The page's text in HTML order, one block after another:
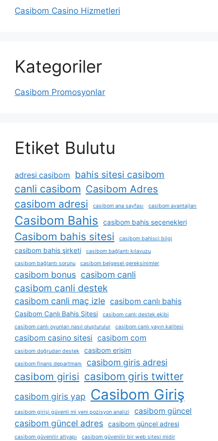
Casibom Casino Hizmetleri
Kategoriler
Casibom Promosyonlar
Etiket Bulutu
adresi casibom bahis sitesi casibom
canli casibom Casibom Adres
casibom adresi casibom ana sayfası casibom avantajları
Casibom Bahis casibom bahis seçenekleri
Casibom bahis sitesi casibom bahisçi bilgi
casibom bahis şirketi
casibom bağlantı kılavuzu
casibom bağlantı sorunu
casibom belgesel gereksinimler
casibom bonus casibom canli
casibom canli destek
casibom canli maç izle casibom canlı bahis
Casibom Canlı Bahis Sitesi
casibom canlı destek ekibi
casibom canlı oyunları nasıl oluşturulur
casibom canlı yayın kalitesi
casibom casino sitesi casibom com
casibom doğrudan destek casibom erişim
casibom finans departmanı casibom giris adresi
casibom girisi casibom giris twitter
casibom giris yap Casibom Giriş
casibom girişi güvenli mi yeni pozisyon analizi casibom güncel
casibom güncel adres casibom güncel adresi
casibom güvenilir altyapı casibom güvenilir bir web sitesi midir